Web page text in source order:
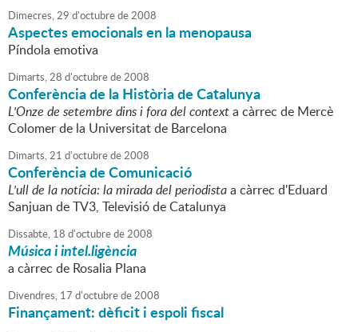
Dimecres,29 d'octubrede2008
Aspectes emocionals en la menopausa
Píndola emotiva
Dimarts,28 d'octubrede2008
Conferència de la Història de Catalunya
L'Onze de setembre dins i fora del contexta càrrec de Mercè
Colomer de la Universitat de Barcelona
Dimarts,21 d'octubrede2008
Conferència de Comunicació
L'ull de la notícia: la mirada del periodistaa càrrec d'Eduard
Sanjuan de TV3, Televisió de Catalunya
Dissabte, 18 d'octubrede2008
Música i intel.ligència
a càrrec de Rosalia Plana
Divendres, 17 d'octubrede2008
Finançament: dèficit i espoli fiscal